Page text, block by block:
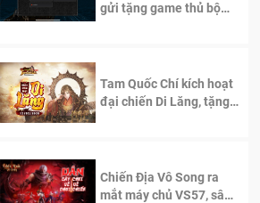
Ngạo Thiên Mobile
gửi tặng game thủ bộ
Tam Quốc Chí kích hoạt
đại chiến Di Lăng, tặng
Chiến Địa Vô Song ra
mắt máy chủ VS57, sân